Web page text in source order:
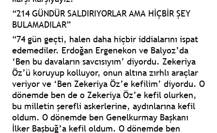
“214 GÜNDÜR SALDIRIYORLAR AMA HİÇBİR ŞEY
BULAMADILAR”
“74 gün geçti, halen daha hiçbir iddialarını ispat
edemediler. Erdoğan Ergenekon ve Balyoz’da
‘Ben bu davaların savcısıyım’ diyordu. Zekeriya
Öz’ü koruyup kolluyor, onun altına zırhlı araçlar
veriyor ve ‘Ben Zekeriya Öz’e kefilim’ diyordu. O
dönemde ben de o Zekeriya Öz’e kefil olurken,
bu milletin şerefli askerlerine, aydınlarına kefil
oldum. O dönemde ben Genelkurmay Başkanı
İlker Başbuğ’a kefil oldum. O dönemde ben